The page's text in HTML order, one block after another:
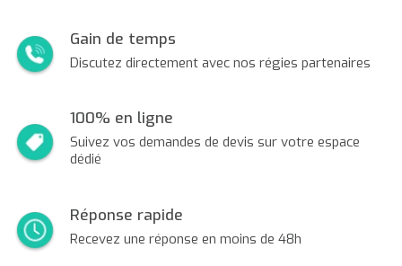
Gain de temps
Discutez directement avec nos régies partenaires
100% en ligne
Suivez vos demandes de devis sur votre espace
dédié
Réponse rapide
Recevez une réponse en moins de 48h